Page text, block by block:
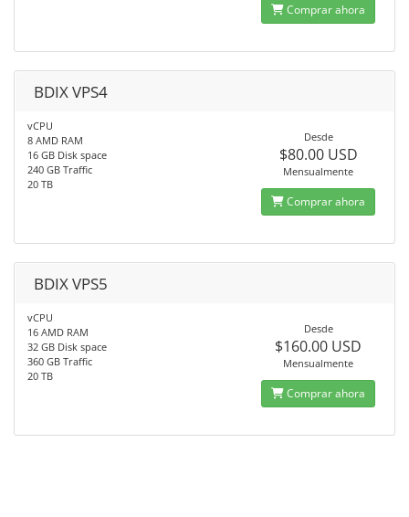
Comprar ahora
BDIX VPS4
vCPU
8 AMD RAM
16 GB Disk space
240 GB Traffic
20 TB
Desde
$80.00 USD
Mensualmente
Comprar ahora
BDIX VPS5
vCPU
16 AMD RAM
32 GB Disk space
360 GB Traffic
20 TB
Desde
$160.00 USD
Mensualmente
Comprar ahora